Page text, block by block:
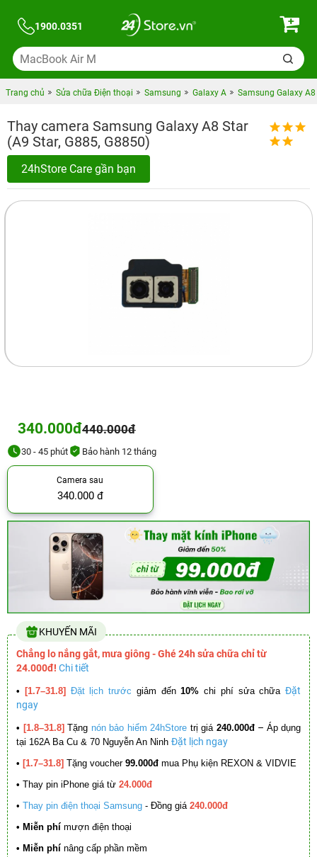
1900.0351
Trang chủ Sửa chữa Điện thoại Samsung Galaxy A Samsung Galaxy
Thay camera Samsung Galaxy A8 Star
(A9 Star, G885, G8850)
24hStore Care gần bạn
340.000đ440.000đ
30 - 45 phút Bảo hành 12 tháng
Camera sau
340.000 đ
KHUYẾN MÃI
Chẳng lo nắng gắt, mưa giông - Ghé 24h sửa chữa chỉ từ
24.000đ! Chi tiết
• [1.7–31.8] Đặt lịch trước giảm đến10% chi phí sửa chữa Đặt
ngay
• [1.8–31.8] Tặng nón bảo hiểm 24hStore trị giá 240.000đ – Áp dụng
tại 162A Ba Cu & 70 Nguyễn An Ninh Đặt lịch ngay
• [1.7–31.8] Tặng voucher 99.000đ mua Phụ kiện REXON & VIDVIE
• Thay pin iPhone giá từ 24.000đ
• Thay pin điện thoại Samsung - Đồng giá 240.000đ
• Miễn phí mượn điện thoại
• Miễn phí nâng cấp phần mềm